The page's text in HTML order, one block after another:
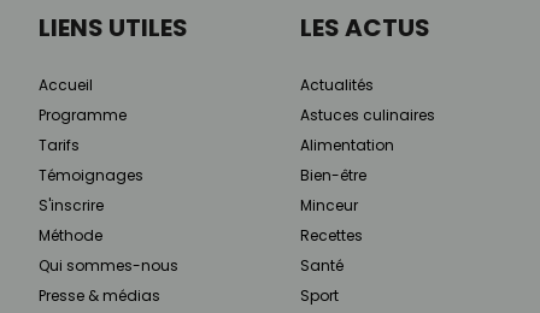
LIENS UTILES
Accueil
Programme
Tarifs
Témoignages
S'inscrire
Méthode
Qui sommes-nous
Presse & médias
LES ACTUS
Actualités
Astuces culinaires
Alimentation
Bien-être
Minceur
Recettes
Santé
Sport